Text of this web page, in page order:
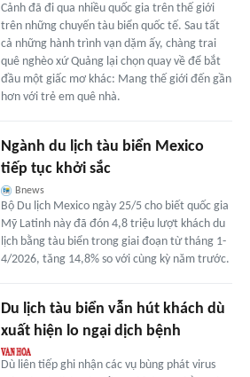
Cảnh đã đi qua nhiều quốc gia trên thế giới
trên những chuyến tàu biển quốc tế. Sau tất
cả những hành trình vạn dặm ấy, chàng trai
quê nghèo xứ Quảng lại chọn quay về để bắt
đầu một giấc mơ khác: Mang thế giới đến gần
hơn với trẻ em quê nhà.
Ngành du lịch tàu biển Mexico
tiếp tục khởi sắc
Bnews
Bộ Du lịch Mexico ngày 25/5 cho biết quốc gia
Mỹ Latinh này đã đón 4,8 triệu lượt khách du
lịch bằng tàu biển trong giai đoạn từ tháng 1-
4/2026, tăng 14,8% so với cùng kỳ năm trước.
Du lịch tàu biển vẫn hút khách dù
xuất hiện lo ngại dịch bệnh
Dù liên tiếp ghi nhận các vụ bùng phát virus